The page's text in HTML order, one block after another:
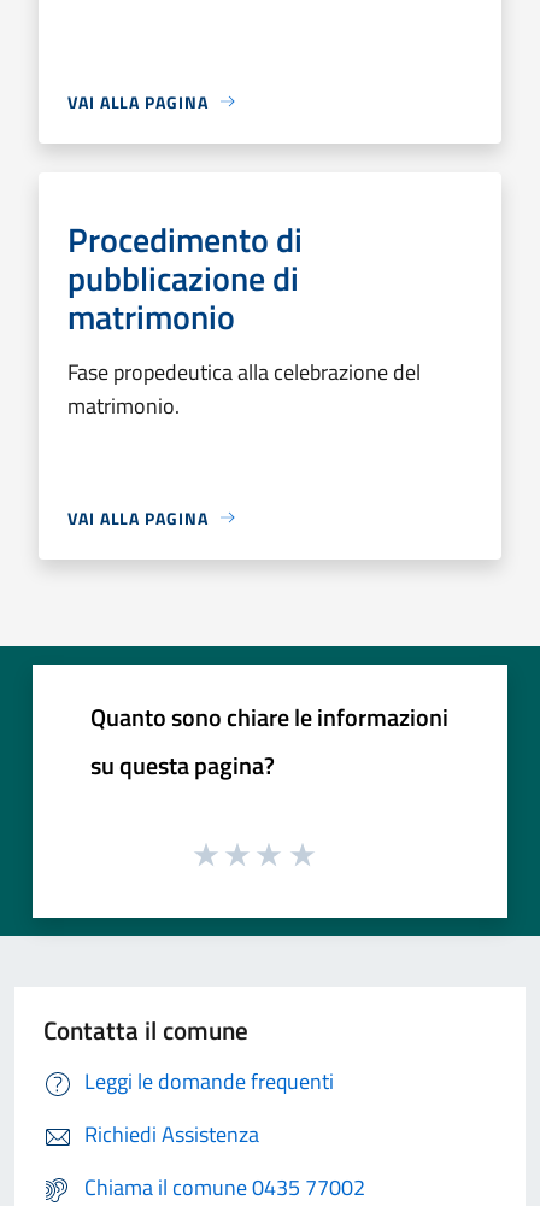
VAI ALLA PAGINA
Procedimento di
pubblicazione di
matrimonio
Fase propedeutica alla celebrazione del
matrimonio.
VAI ALLA PAGINA
Quanto sono chiare le informazioni
su questa pagina?
Contatta il comune
Leggi le domande frequenti
Richiedi Assistenza
Chiama il comune 0435 77002